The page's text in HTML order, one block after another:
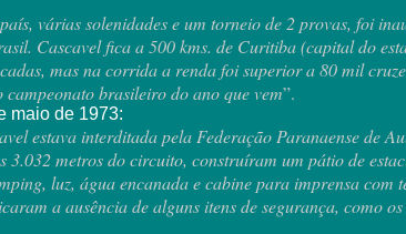
várias solenidades e um torneio de 2 provas, foi
Cascavel fica a 500 kms. de Curitiba (capital do
mas na corrida a renda foi superior a 80 mil
brasileiro do ano que vem”.
maio de 1973:
estava interditada pela Federação Paranaense de
metros do circuito, construíram um pátio de
luz, água encanada e cabine para imprensa com
a ausência de alguns itens de segurança, como